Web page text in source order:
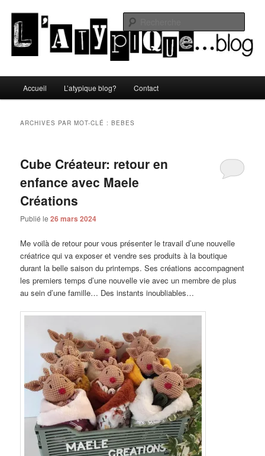
contenu
principal
contenu
secondaireL'atypique blog
principal
Accueil L’atypique blog? Contact
ARCHIVES PAR MOT-CLÉ :BEBES
Cube Créateur: retour en
enfance avec Maele
Créations
Publié le26 mars 2024
Me voilà de retour pour vous présenter le travail d’une nouvelle
créatrice qui va exposer et vendre ses produits à la boutique
durant la belle saison du printemps. Ses créations accompagnent
les premiers temps d’une nouvelle vie avec un membre de plus
au sein d’une famille… Des instants inoubliables…